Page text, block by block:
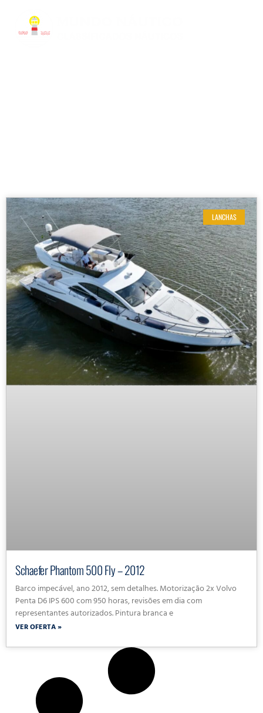
LANCHAS
Schaefer Phantom 500 Fly – 2012
Barco impecável, ano 2012, sem detalhes. Motorização 2x Volvo
Penta D6 IPS 600 com 950 horas, revisões em dia com
representantes autorizados. Pintura branca e
VER OFERTA »